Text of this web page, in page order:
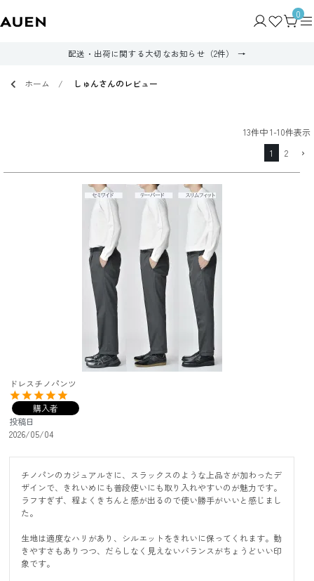
0
配送・出荷に関する大切なお知らせ（2件）
ホーム しゅんさんのレビュー
13件中1-10件表示
1
2
ドレスチノパンツ
購入者
投稿日
2026/05/04
チノパンのカジュアルさに、スラックスのような上品さが加わったデ
ザインで、きれいめにも普段使いにも取り入れやすいのが魅力です。
ラフすぎず、程よくきちんと感が出るので使い勝手がいいと感じまし
た。
生地は適度なハリがあり、シルエットをきれいに保ってくれます。動
きやすさもありつつ、だらしなく見えないバランスがちょうどいい印
象です。